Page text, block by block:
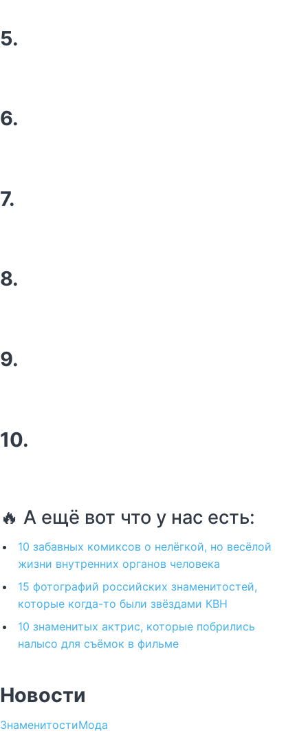
5.
6.
7.
8.
9.
10.
🔥 А ещё вот что у нас есть:
10 забавных комиксов о нелёгкой, но весёлой
жизни внутренних органов человека
15 фотографий российских знаменитостей,
которые когда-то были звёздами КВН
10 знаменитых актрис, которые побрились
налысо для съёмок в фильме
Новости
ЗнаменитостиМода